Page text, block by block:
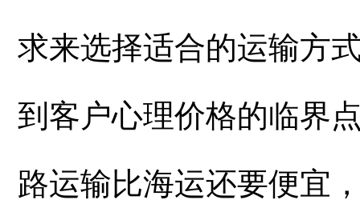
求来选择适合的运输方
到客户心理价格的临界
路运输比海运还要便宜